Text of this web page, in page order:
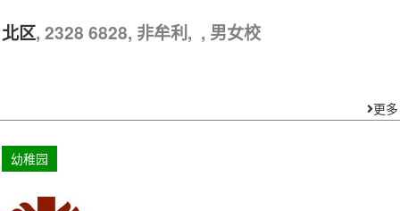
北区, 2328 6828, 非牟利, , 男女校
更多
幼稚园